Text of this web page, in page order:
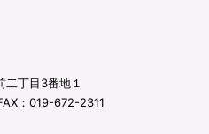
丁目3番地１
：019-672-2311